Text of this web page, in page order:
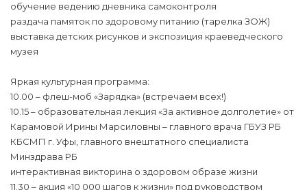
обучение ведению дневника самоконтроля
раздача памяток по здоровому питанию (тарелка ЗОЖ)
выставка детских рисунков и экспозиция краеведческого
музея
Яркая культурная программа:
10.00 – флеш-моб «Зарядка» (встречаем всех!)
10.15 – образовательная лекция «За активное долголетие» от
Карамовой Ирины Марсиловны – главного врача ГБУЗ РБ
КБСМП г. Уфы, главного внештатного специалиста
Минздрава РБ
интерактивная викторина о здоровом образе жизни
11.30 – акция «10 000 шагов к жизни» под руководством